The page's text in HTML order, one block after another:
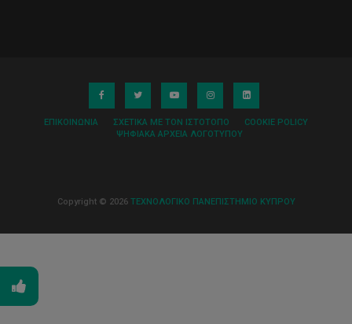
ΕΠΙΚΟΙΝΩΝΊΑ ΣΧΕΤΙΚΆ ΜΕ ΤΟΝ ΙΣΤΌΤΟΠΟ
COOKIE POLICY
ΨΗΦΙΑΚΆ ΑΡΧΕΊΑ ΛΟΓΌΤΥΠΟΥ
Copyright © 2026 ΤΕΧΝΟΛΟΓΙΚΟ ΠΑΝΕΠΙΣΤΗΜΙΟ ΚΥΠΡΟΥ